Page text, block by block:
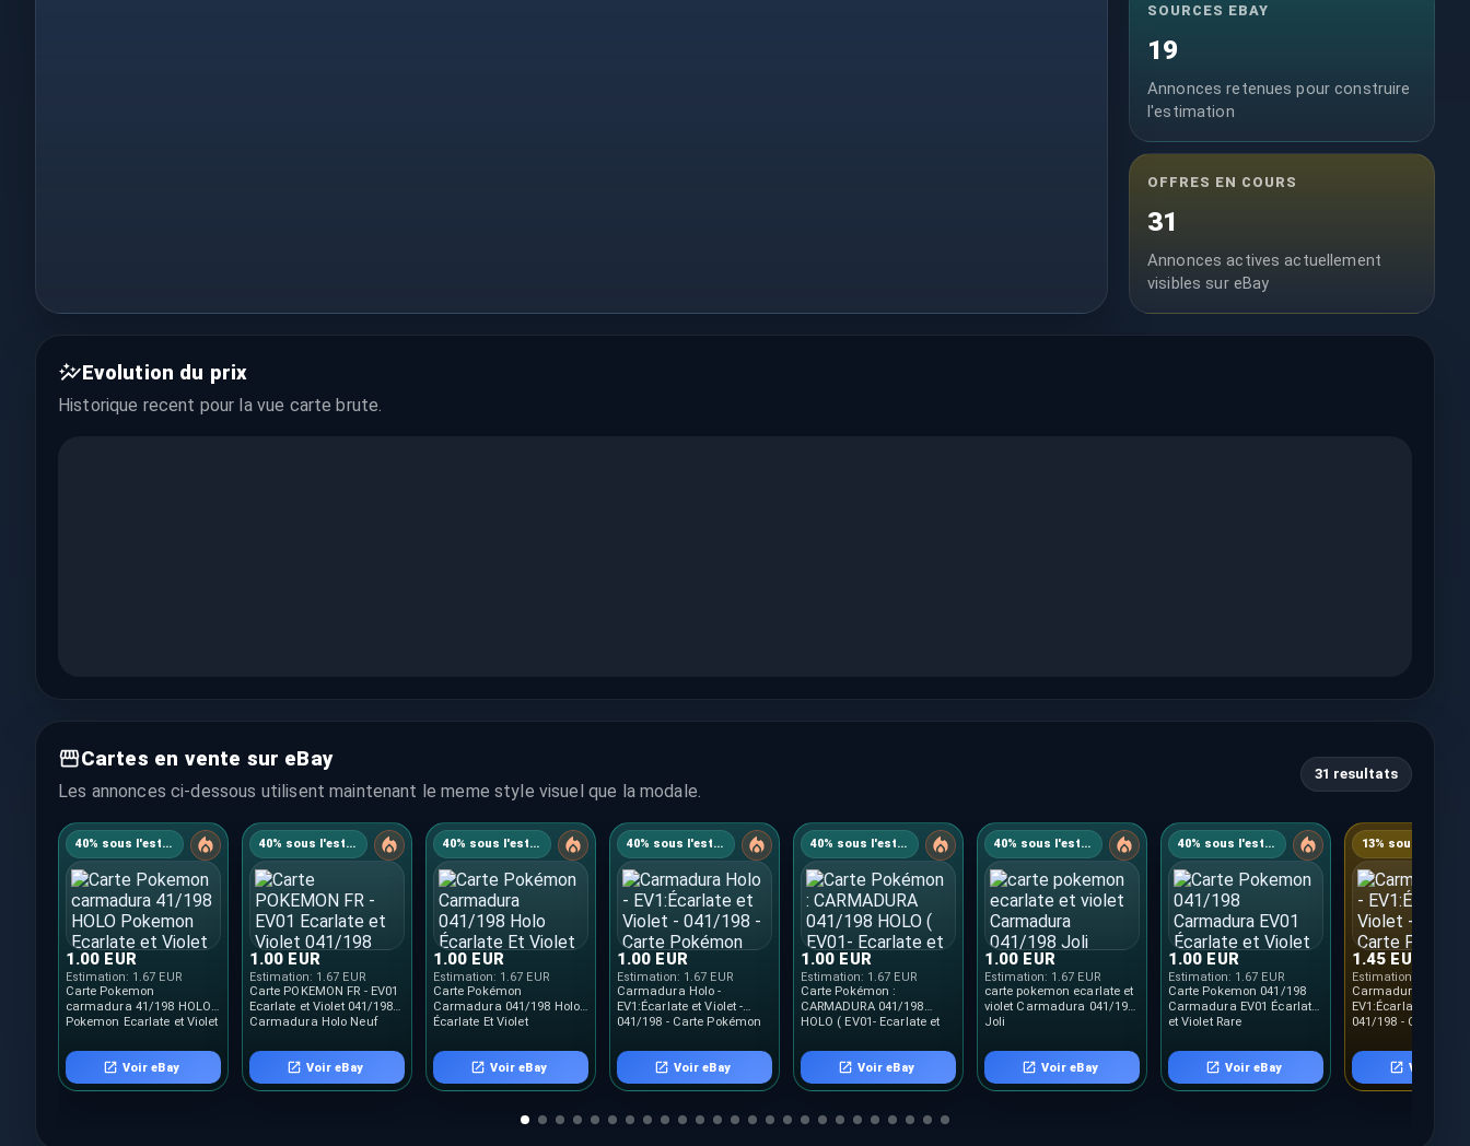
SOURCES EBAY
19
Annonces retenues pour construire
l'estimation
OFFRES EN COURS
31
Annonces actives actuellement
visibles sur eBay
Evolution du prix
Historique recent pour la vue carte brute
Cartes en vente sur eBay
Les annonces ci-dessous utilisent maintenant le meme style visuel que la modale.
31 resultats
40% sous l'estimation
1.00 EUR
Estimation: 1.67 EUR
Carte Pokemon
carmadura 41/198 HOLO
Pokemon Ecarlate et Violet
Voir eBay
40% sous l'estimation
1.00 EUR
Estimation: 1.67 EUR
Carte POKEMON FR - EV01
Ecarlate et Violet 041/198
Carmadura Holo Neuf
Voir eBay
40% sous l'estimation
1.00 EUR
Estimation: 1.67 EUR
Carte Pokémon
Carmadura 041/198 Holo
Écarlate Et Violet
Voir eBay
40% sous l'estimation
1.00 EUR
Estimation: 1.67 EUR
Carmadura Holo -
EV1:Écarlate et Violet -
041/198 - Carte Pokémon
Voir eBay
40% sous l'estimation
1.00 EUR
Estimation: 1.67 EUR
Carte Pokémon :
CARMADURA 041/198
HOLO ( EV01- Ecarlate et
Voir eBay
40% sous l'estimation
1.00 EUR
Estimation: 1.67 EUR
carte pokemon ecarlate et
violet Carmadura 041/198
Joli
Voir eBay
40% sous l'estimation
1.00 EUR
Estimation: 1.67 EUR
Carte Pokemon 041/198
Carmadura EV01 Écarlate
et Violet Rare
Voir eBay
1.45 EUR
Estimation:
Carmadura Holo -
EV1:Écarlate et
041/198 - Carte
Voir eBay